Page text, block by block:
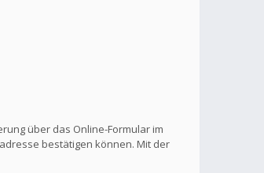
über das Online-Formular im
bestätigen können. Mit der